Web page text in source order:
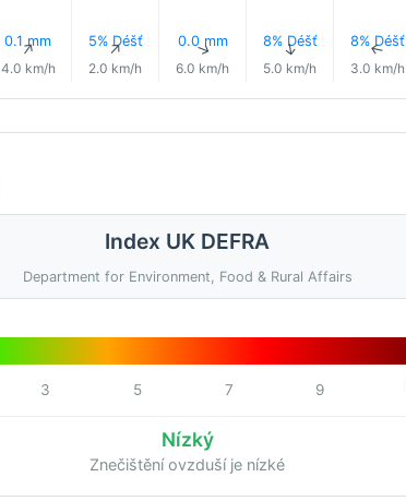
0.1 mm
↑
4.0 km/h
5% Déšť
↑
2.0 km/h
0.0 mm
↑
6.0 km/h
8% Déšť
↑
5.0 km/h
8% Déšť
↑
3.0 km/h
Index UK DEFRA
Department for Environment, Food & Rural Affairs
3 5 7 9
Nízký
Znečištění ovzduší je nízké